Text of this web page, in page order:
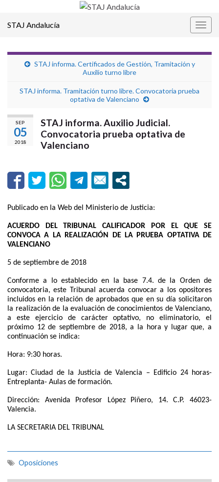
STAJ Andalucía
STAJ informa. Certificados de Gestión, Tramitación y
Auxilio turno libre
STAJ informa. Tramitación turno libre. Convocatoria prueba
optativa de Valenciano
SEP
05
2018
STAJ informa. Auxilio Judicial.
Convocatoria prueba optativa de
Valenciano
Publicado en la Web del Ministerio de Justicia:
ACUERDO DEL TRIBUNAL CALIFICADOR POR EL QUE SE
CONVOCA A LA REALIZACIÓN DE LA PRUEBA OPTATIVA DE
VALENCIANO
5 de septiembre de 2018
Conforme a lo establecido en la base 7.4. de la Orden de
convocatoria, este Tribunal acuerda convocar a los opositores
incluidos en la relación de aprobados que en su día solicitaron
la realización de la evaluación de conocimientos de Valenciano,
a este ejercicio de carácter optativo, no eliminatorio, el
próximo 12 de septiembre de 2018, a la hora y lugar que, a
continuación se indica:
Hora: 9:30 horas.
Lugar: Ciudad de la Justicia de Valencia – Edificio 24 horas-
Entreplanta- Aulas de formación.
Dirección: Avenida Profesor López Piñero, 14. C.P. 46023-
Valencia.
LA SECRETARIA DEL TRIBUNAL
Oposiciones